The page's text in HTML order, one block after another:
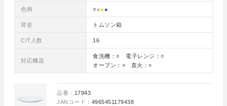
色柄 ○ ●● ●
荷姿 トムソン箱
C/T入数 16
対応機器
食洗機：○ 電子レンジ：○
オーブン：× 直火：×
品番： 17943
JANコード： 4965451179438